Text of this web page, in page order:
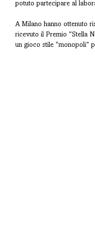
potuto partecipare al
A Milano hanno ottenuto
ricevuto il Premio “Stella
un gioco stile “monopoli”